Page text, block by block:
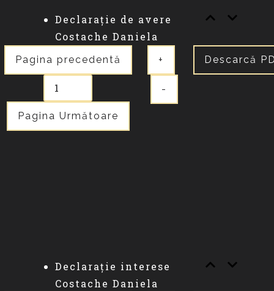
Declarație de avere
Costache Daniela
Pagina precedentă
Pagina Următoare
+
-
Descarcă
Declarație interese
Costache Daniela